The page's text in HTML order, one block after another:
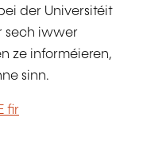
der Universitéit
sech iwwer
ze informéieren,
sinn.
fir